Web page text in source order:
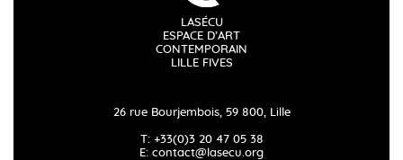
LASÉCU
ESPACE D’ART
CONTEMPORAIN
LILLE FIVES
26 rue Bourjembois, 59 800, Lille
T: +33(0)3 20 47 05 38
E: contact@lasecu.org